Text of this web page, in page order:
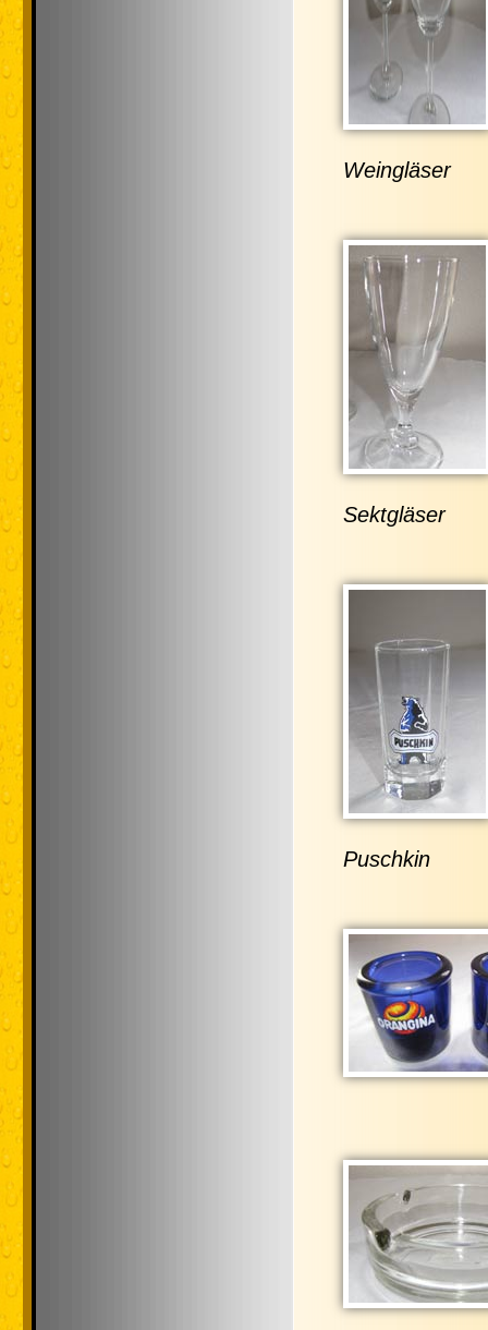
Weingläser
Sektgläser
Puschkin